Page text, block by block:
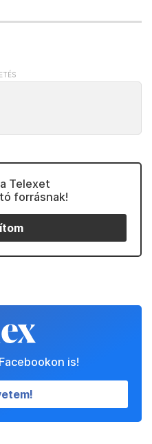
Telexet
forrásnak!
is!